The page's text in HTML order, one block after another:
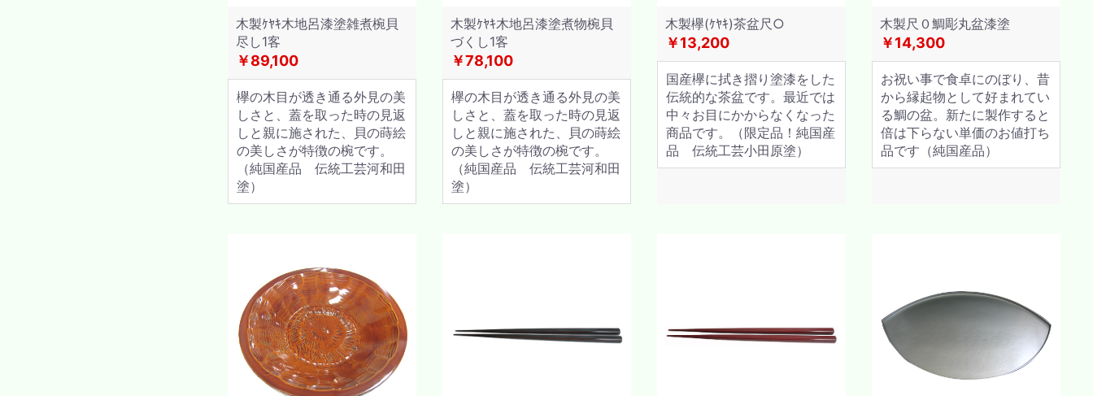
木製ｹﾔｷ木地呂漆塗雑煮椀貝
尽し1客
￥89,100
欅の木目が透き通る外見の美
しさと、蓋を取った時の見返
しと親に施された、貝の蒔絵
の美しさが特徴の椀です。
（純国産品 伝統工芸河和田
塗）
木製ｹﾔｷ木地呂漆塗煮物椀貝
づくし1客
￥78,100
欅の木目が透き通る外見の美
しさと、蓋を取った時の見返
しと親に施された、貝の蒔絵
の美しさが特徴の椀です。
（純国産品 伝統工芸河和田
塗）
木製欅(ｹﾔｷ)茶盆尺○
￥13,200
国産欅に拭き摺り塗漆をした
伝統的な茶盆です。最近では
中々お目にかからなくなった
商品です。（限定品！純国産
品 伝統工芸小田原塗）
木製尺０鯛彫丸盆漆塗
￥14,300
お祝い事で食卓にのぼり、昔
から縁起物として好まれてい
る鯛の盆。新たに製作すると
倍は下らない単価のお値打ち
品です（純国産品）